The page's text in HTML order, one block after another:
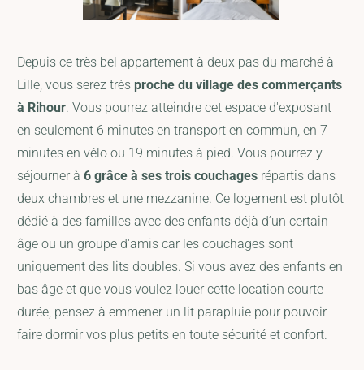
Depuis ce très bel appartement à deux pas du marché à
Lille, vous serez trèsproche du village des commerçants
à Rihour. Vous pourrez atteindre cet espace d'exposant
en seulement 6 minutes en transport en commun, en 7
minutes en vélo ou 19 minutes à pied. Vous pourrez y
séjourner à 6 grâce à ses trois couchages répartis dans
deux chambres et une mezzanine. Ce logement est plutôt
dédié à des familles avec des enfants déjà d’un certain
âge ou un groupe d'amis car les couchages sont
uniquement des lits doubles. Si vous avez des enfants en
bas âge et que vous voulez louer cette location courte
durée, pensez à emmener un lit parapluie pour pouvoir
faire dormir vos plus petits en toute sécurité et confort.